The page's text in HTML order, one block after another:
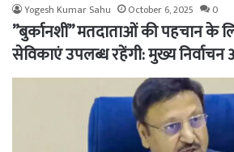
Yogesh Kumar Sahu October 6, 2025 0
”बुर्कानशीं” मतदाताओं की पहचान के
सेविकाएं उपलब्ध रहेंगी: मुख्य